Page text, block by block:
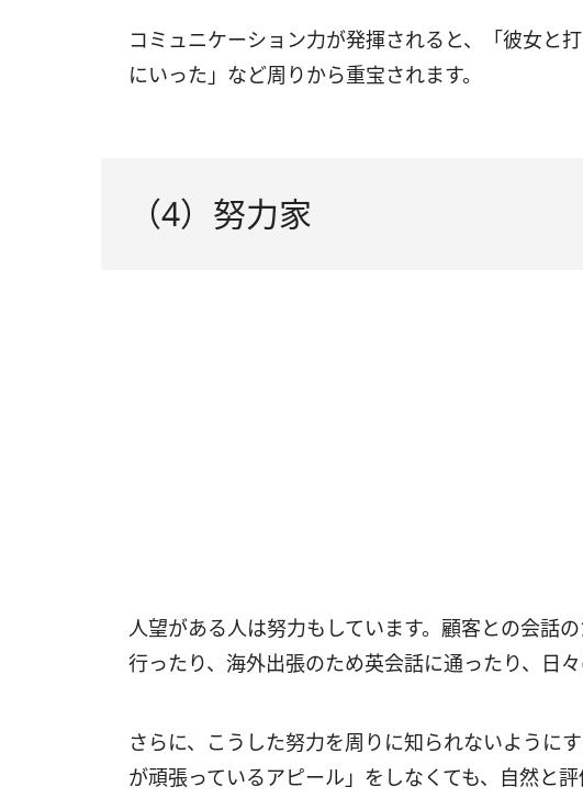
コミュニケーション力が発揮されると、「彼女と
にいった」など周りから重宝されます。
（4）努力家
人望がある人は努力もしています。顧客との会話
行ったり、海外出張のため英会話に通ったり、日々
さらに、こうした努力を周りに知られないように
が頑張っているアピール」をしなくても、自然と評